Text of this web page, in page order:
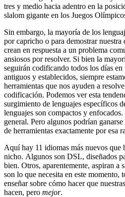
tres y medio hacia adentro en la
slalom gigante en los Juegos
Sin embargo, la mayoría de los
por capricho o para demostrar
crean en respuesta a un problema
ansiosos por resolver. Si bien la
seguirán codificando todos los días en
antiguos y establecidos, siempre
herramientas que nos ayuden a
codificación. Podemos ver esta
surgimiento de lenguajes específicos
lenguajes son compactos y
general. Pero algunos podrían
de herramientas exactamente por esa
Aquí hay 11 idiomas más nuevos que
nicho. Algunos son DSL, diseñados
bien. Otros, aparentemente, aspiran a
son lo que necesita en este momento,
enseñar sobre cómo hacer que
hacen, pero mejor.